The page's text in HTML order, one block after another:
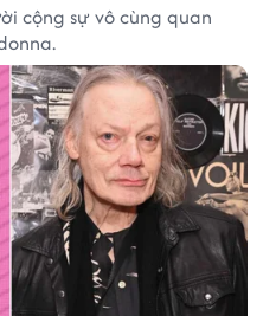
cộng sự vô cùng quan